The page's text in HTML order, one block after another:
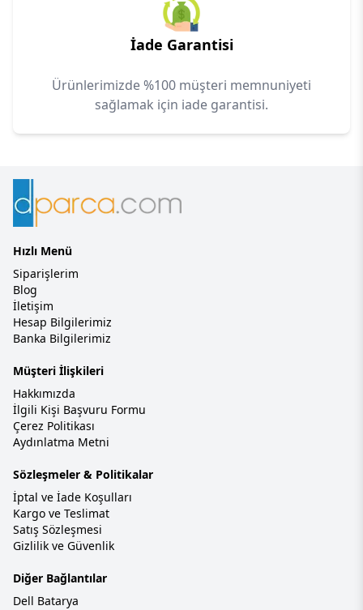
İade Garantisi
Ürünlerimizde %100 müşteri memnuniyeti
sağlamak için iade garantisi.
Hızlı Menü
Siparişlerim
Blog
İletişim
Hesap Bilgilerimiz
Banka Bilgilerimiz
Müşteri İlişkileri
Hakkımızda
İlgili Kişi Başvuru Formu
Çerez Politikası
Aydınlatma Metni
Sözleşmeler & Politikalar
İptal ve İade Koşulları
Kargo ve Teslimat
Satış Sözleşmesi
Gizlilik ve Güvenlik
Diğer Bağlantılar
Dell Batarya